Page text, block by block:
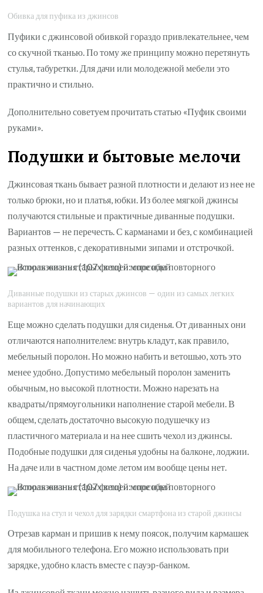
Обивка для пуфика из джинсов
Пуфики с джинсовой обивкой гораздо привлекательнее, чем
со скучной тканью. По тому же принципу можно перетянуть
стулья, табуретки. Для дачи или молодежной мебели это
практично и стильно.
Дополнительно советуем прочитать статью «Пуфик своими
руками».
Подушки и бытовые мелочи
Джинсовая ткань бывает разной плотности и делают из нее не
только брюки, но и платья, юбки. Из более мягкой джинсы
получаются стильные и практичные диванные подушки.
Вариантов — не перечесть. С карманами и без, с комбинацией
разных оттенков, с декоративными зипами и отстрочкой.
Диванные подушки из старых джинсов — один из самых легких
вариантов для начинающих
Еще можно сделать подушки для сиденья. От диванных они
отличаются наполнителем: внутрь кладут, как правило,
мебельный поролон. Но можно набить и ветошью, хоть это
менее удобно. Допустимо мебельный поролон заменить
обычным, но высокой плотности. Можно нарезать на
квадраты/прямоугольники наполнение старой мебели. В
общем, сделать достаточно высокую подушечку из
пластичного материала и на нее сшить чехол из джинсы.
Подобные подушки для сиденья удобны на балконе, лоджии.
На даче или в частном доме летом им вообще цены нет.
Подушка на стул и чехол для зарядки смартфона из старой джинсы
Отрезав карман и пришив к нему поясок, получим кармашек
для мобильного телефона. Его можно использовать при
зарядке, удобно класть вместе с пауэр-банком.